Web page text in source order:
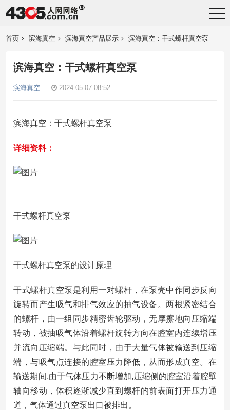
首页 滨海真空 滨海真空产品展示 滨海真空：干式螺杆真空泵
滨海真空：干式螺杆真空泵
滨海真空 2024-05-07 08:52
滨海真空：干式螺杆真空泵
详细资料：
干式螺杆真空泵
干式螺杆真空泵的设计原理
干式螺杆真空泵是利用一对螺杆，在泵壳中作同步反向
旋转而产生吸气和排气效应的抽气设备。两根紧密结合
的螺杆，由一组同步精密齿轮驱动，无摩擦地向压缩端
转动，被抽吸气体沿着螺杆旋转方向在腔室内连续增压
并流向压缩端。与此同时，由于大量气体被输送到压缩
端，与吸气点连接的腔室压力降低，从而形成真空。在
输送期间,由于气体压力不断增加,压缩侧的腔室沿着腔壁
轴向移动，体积逐渐减少直到螺杆的前表面打开压力通
道，气体通过真空泵出口被排出。